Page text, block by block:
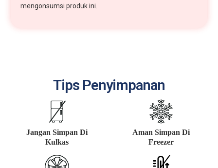
mengonsumsi produk ini.
Tips Penyimpanan
Jangan Simpan Di
Kulkas
Aman Simpan Di
Freezer